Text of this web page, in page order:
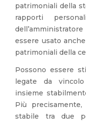
patrimoniali della
rapporti
essere usato
patrimoniali della
Possono essere
legate da
insieme
Più
stabile tra due